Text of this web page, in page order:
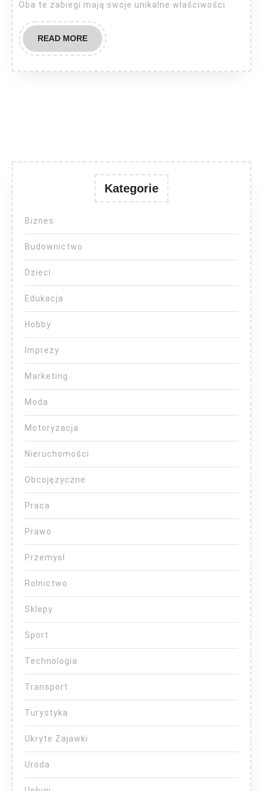
Oba te zabiegi mają swoje unikalne właściwości
READ MOREREAD
MORE
Kategorie
Biznes
Budownictwo
Dzieci
Edukacja
Hobby
Imprezy
Marketing
Moda
Motoryzacja
Nieruchomości
Obcojęzyczne
Praca
Prawo
Przemysł
Rolnictwo
Sklepy
Sport
Technologia
Transport
Turystyka
Ukryte Zajawki
Uroda